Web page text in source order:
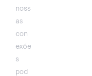
noss
as
con
exõe
s
pod